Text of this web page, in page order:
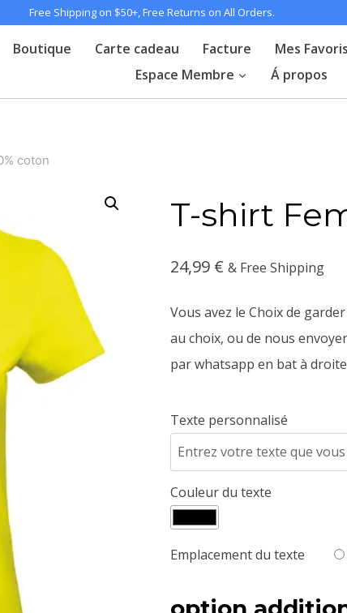
Free Shipping on $50+, Free Returns on All Orders.
Boutique Carte cadeau Facture Mes Favoris
Espace Membre
Á propos
coton
T-shirt
24,99 € & Free Shipping
Vous avez le Choix de
au choix, ou de nous
par whatsapp en bat à
Texte personnalisé
Couleur du texte
Emplacement du texte